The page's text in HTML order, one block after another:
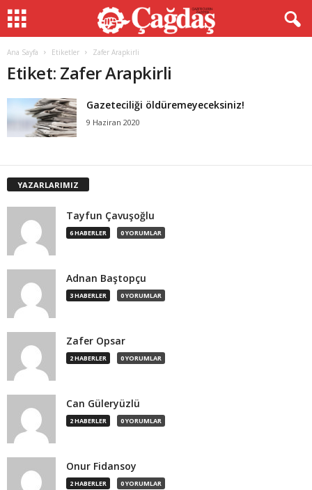
Ana Sayfa Etiketler Zafer Arapkirli
Etiket: Zafer Arapkirli
Gazeteciliği öldüremeyeceksiniz!
9 Haziran 2020
YAZARLARIMIZ
Tayfun Çavuşoğlu
6 HABERLER 0 YORUMLAR
Adnan Baştopçu
3 HABERLER 0 YORUMLAR
Zafer Opsar
2 HABERLER 0 YORUMLAR
Can Güleryüzlü
2 HABERLER 0 YORUMLAR
Onur Fidansoy
2 HABERLER 0 YORUMLAR